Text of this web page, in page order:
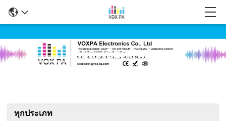
รายละเอียดสินค้า
ทุกประเภท